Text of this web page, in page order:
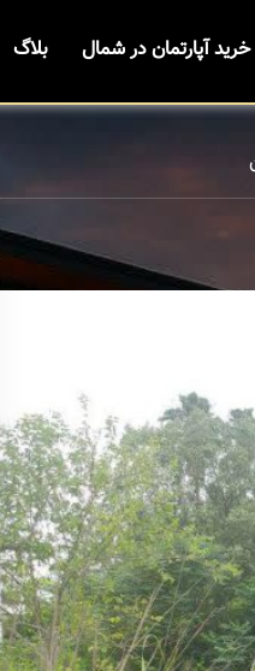
خرید آپارتمان در شمال بلاگ